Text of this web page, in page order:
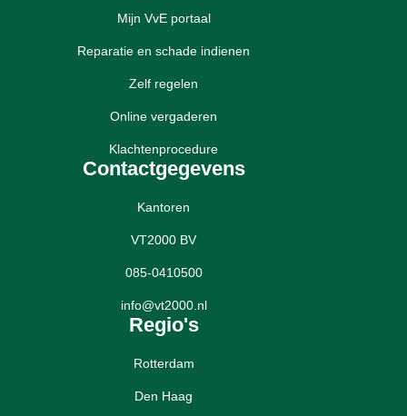
Mijn VvE portaal
Reparatie en schade indienen
Zelf regelen
Online vergaderen
Klachtenprocedure
Contactgegevens
Kantoren
VT2000 BV
085-0410500
info@vt2000.nl
Regio's
Rotterdam
Den Haag